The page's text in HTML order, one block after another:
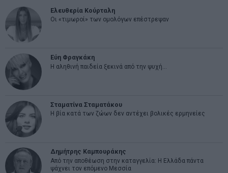
Ελευθερία Κούρταλη
Οι «τιμωροί» των ομολόγων επέστρεψαν
Εύη Φραγκάκη
Η αληθινή παιδεία ξεκινά από την ψυχή…
Σταματίνα Σταματάκου
Η βία κατά των ζώων δεν αντέχει βολικές ερμηνείες
Δημήτρης Καμπουράκης
Από την αποθέωση στην καταγγελία: Η Ελλάδα πάντα
ψάχνει τον επόμενο Μεσσία